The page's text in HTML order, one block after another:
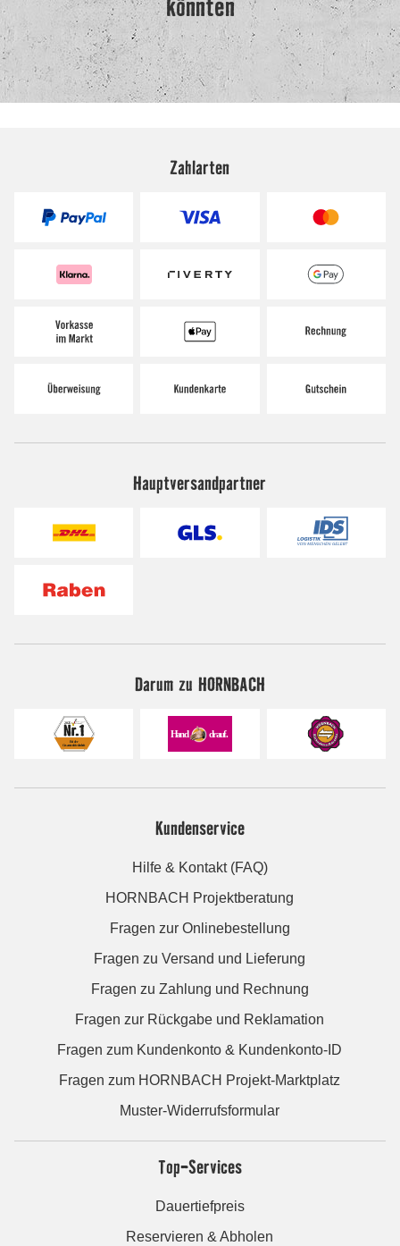
Zahlarten
Hauptversandpartner
Darum zu HORNBACH
Kundenservice
Hilfe & Kontakt (FAQ)
HORNBACH Projektberatung
Fragen zur Onlinebestellung
Fragen zu Versand und Lieferung
Fragen zu Zahlung und Rechnung
Fragen zur Rückgabe und Reklamation
Fragen zum Kundenkonto & Kundenkonto-ID
Fragen zum HORNBACH Projekt-Marktplatz
Muster-Widerrufsformular
Top-Services
Dauertiefpreis
Reservieren & Abholen